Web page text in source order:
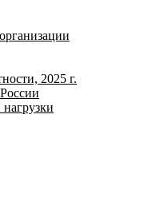
2025 г.